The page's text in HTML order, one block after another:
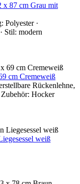
x 87 cm Grau mit
Polyester ·
Stil: modern
cm Cremeweiß
Rückenlehne,
Hocker
weiß